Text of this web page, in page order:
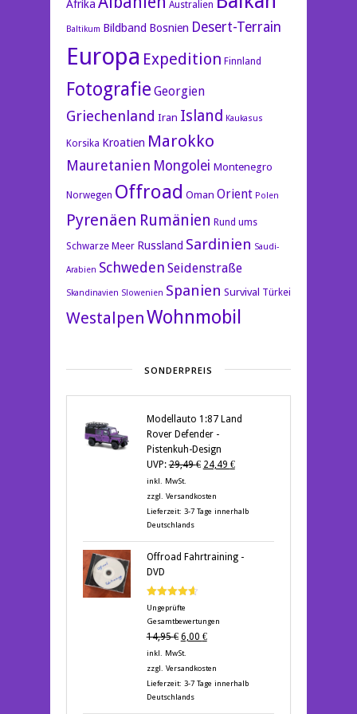
Afrika Australien
Baltikum Bildband Bosnien Desert-Terrain
Europa Expedition Finnland
Fotografie Georgien
Griechenland Iran Island Kaukasus
Korsika Kroatien Marokko
Mauretanien Mongolei Montenegro
Norwegen Offroad Oman Orient Polen
Pyrenäen Rumänien Rund ums
Schwarze Meer Russland Sardinien Saudi-
Arabien Schweden Seidenstraße
Skandinavien Slowenien Spanien Survival Türkei
WestalpenWohnmobil
SONDERPREIS
Modellauto 1:87 Land
Rover Defender -
Pistenkuh-Design
UVP: 29,49€ Ursprünglicher
war:
29,49 €
24,49 €Aktueller
24,49 €.
inkl. MwSt.
zzgl. Versandkosten
Lieferzeit: 3-7 Tage innerhalb
Deutschlands
Offroad Fahrtraining -
DVD
Bewertet
mit 4.60
von 5
Ungeprüfte
Gesamtbewertungen
14,95€ Ursprünglicher
Preis
war:
14,95 €
6,00 €Aktueller
ist:
6,00 €.
inkl. MwSt.
zzgl. Versandkosten
Lieferzeit: 3-7 Tage innerhalb
Deutschlands